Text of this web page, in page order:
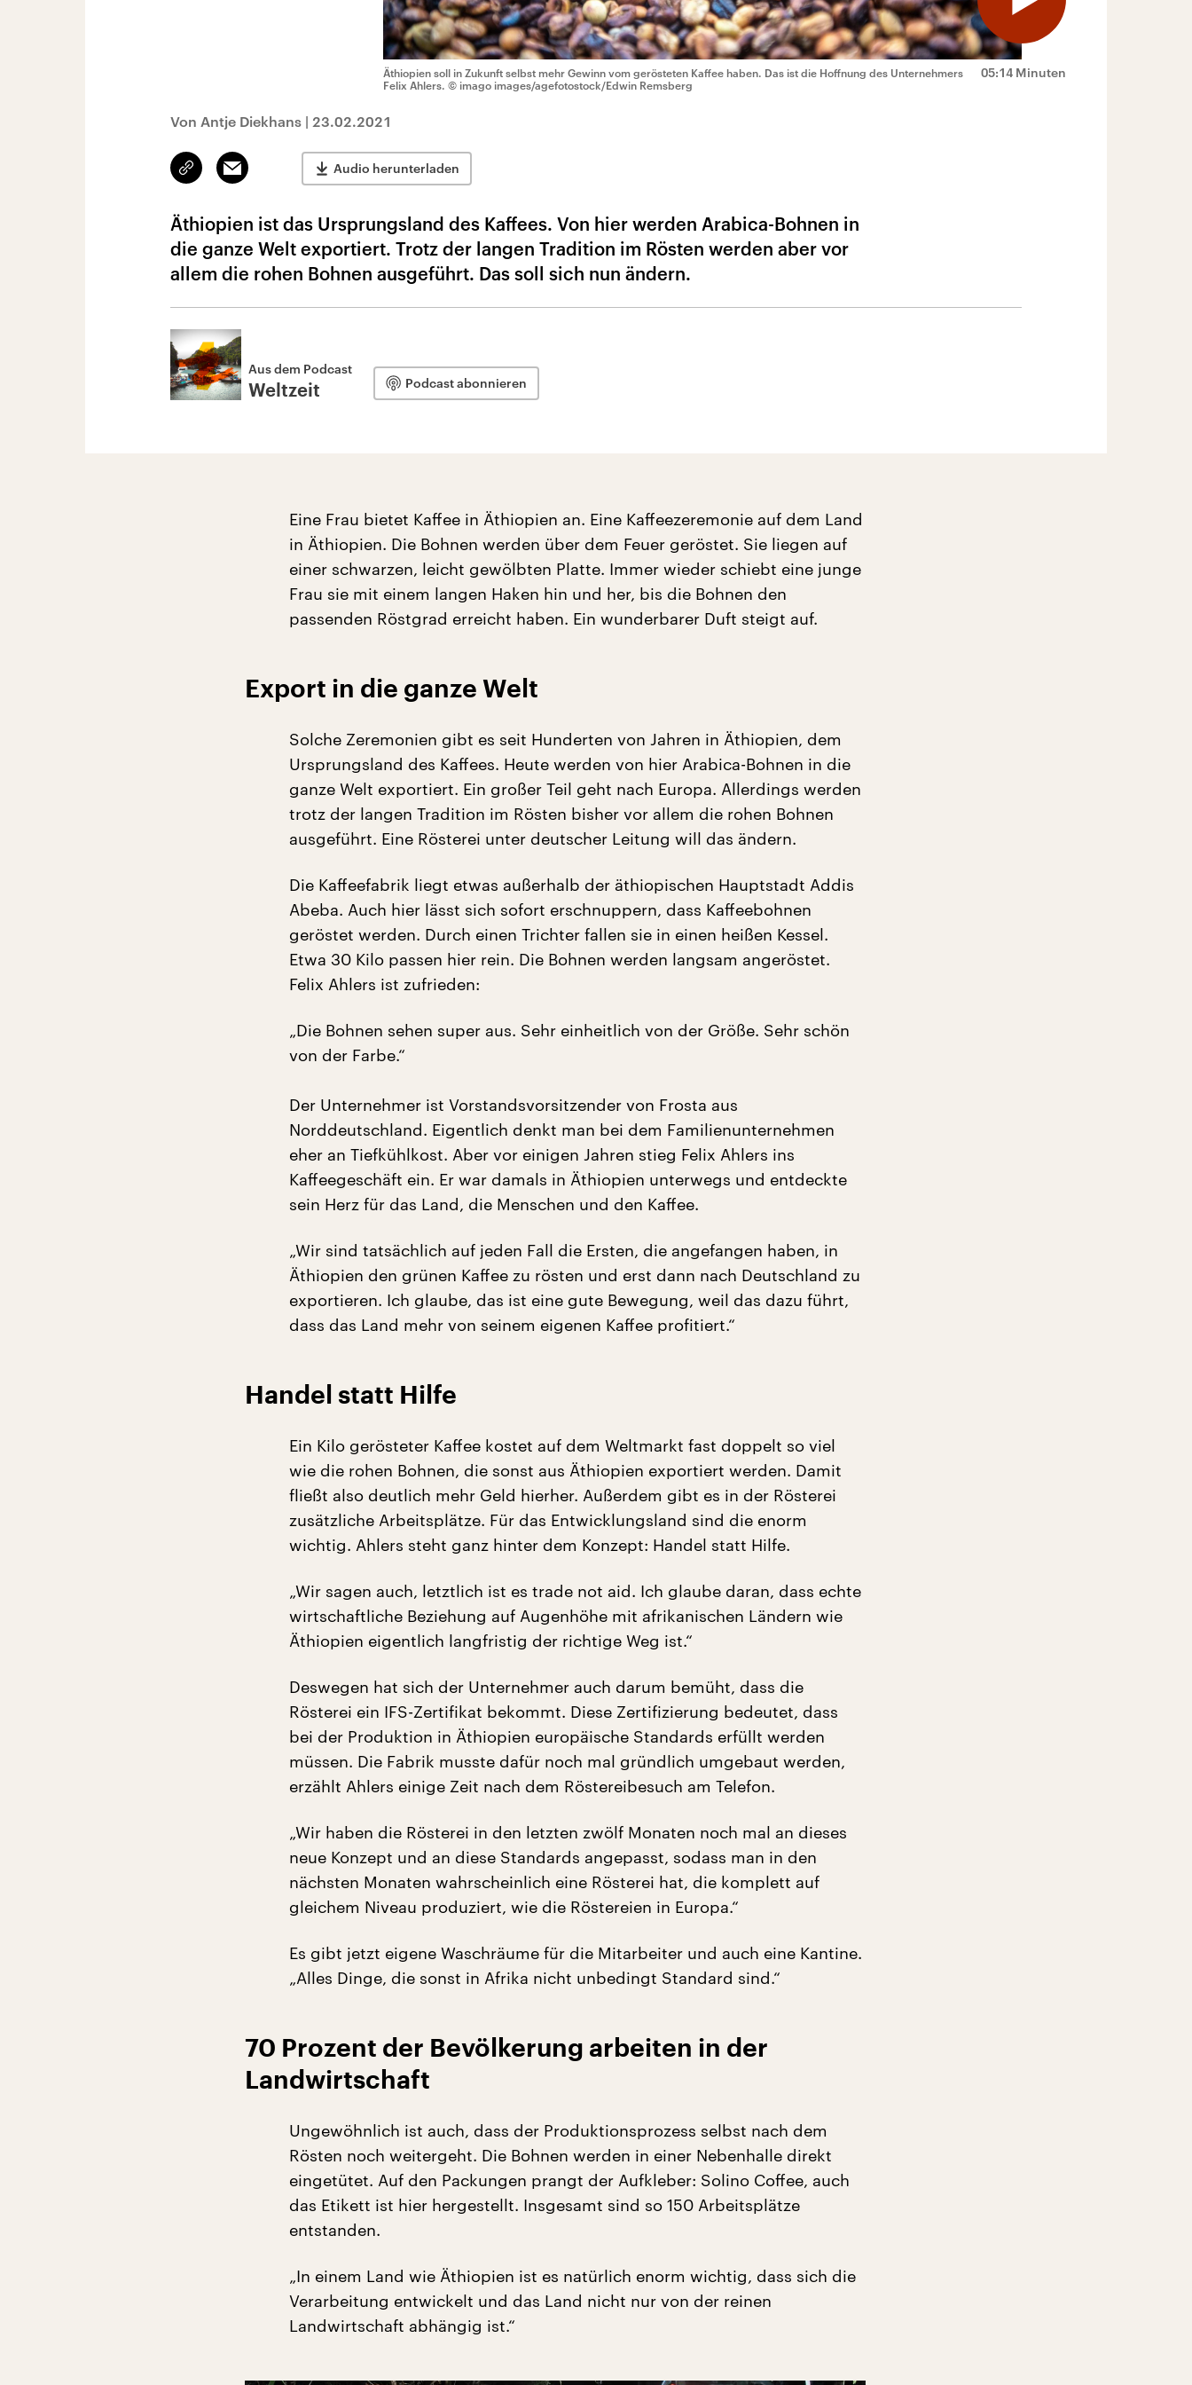
05:14 Minuten
Äthiopien soll in Zukunft selbst mehr Gewinn vom gerösteten Kaffee haben. Das ist die Hoffnung des Unternehmers
Felix Ahlers. © imago images/agefotostock/Edwin Remsberg
Von Antje Diekhans | 23.02.2021
Link
kopieren/teilen
Email Audio herunterladen
Äthiopien ist das Ursprungsland des Kaffees. Von hier werden Arabica-Bohnen in
die ganze Welt exportiert. Trotz der langen Tradition im Rösten werden aber vor
allem die rohen Bohnen ausgeführt. Das soll sich nun ändern.
Aus dem Podcast
Weltzeit Podcast abonnieren
Eine Frau bietet Kaffee in Äthiopien an. Eine Kaffeezeremonie auf dem Land
in Äthiopien. Die Bohnen werden über dem Feuer geröstet. Sie liegen auf
einer schwarzen, leicht gewölbten Platte. Immer wieder schiebt eine junge
Frau sie mit einem langen Haken hin und her, bis die Bohnen den
passenden Röstgrad erreicht haben. Ein wunderbarer Duft steigt auf.
Export in die ganze Welt
Solche Zeremonien gibt es seit Hunderten von Jahren in Äthiopien, dem
Ursprungsland des Kaffees. Heute werden von hier Arabica-Bohnen in die
ganze Welt exportiert. Ein großer Teil geht nach Europa. Allerdings werden
trotz der langen Tradition im Rösten bisher vor allem die rohen Bohnen
ausgeführt. Eine Rösterei unter deutscher Leitung will das ändern.
Die Kaffeefabrik liegt etwas außerhalb der äthiopischen Hauptstadt Addis
Abeba. Auch hier lässt sich sofort erschnuppern, dass Kaffeebohnen
geröstet werden. Durch einen Trichter fallen sie in einen heißen Kessel.
Etwa 30 Kilo passen hier rein. Die Bohnen werden langsam angeröstet.
Felix Ahlers ist zufrieden:
„Die Bohnen sehen super aus. Sehr einheitlich von der Größe. Sehr schön
von der Farbe.“
Der Unternehmer ist Vorstandsvorsitzender von Frosta aus
Norddeutschland. Eigentlich denkt man bei dem Familienunternehmen
eher an Tiefkühlkost. Aber vor einigen Jahren stieg Felix Ahlers ins
Kaffeegeschäft ein. Er war damals in Äthiopien unterwegs und entdeckte
sein Herz für das Land, die Menschen und den Kaffee.
„Wir sind tatsächlich auf jeden Fall die Ersten, die angefangen haben, in
Äthiopien den grünen Kaffee zu rösten und erst dann nach Deutschland zu
exportieren. Ich glaube, das ist eine gute Bewegung, weil das dazu führt,
dass das Land mehr von seinem eigenen Kaffee profitiert.“
Handel statt Hilfe
Ein Kilo gerösteter Kaffee kostet auf dem Weltmarkt fast doppelt so viel
wie die rohen Bohnen, die sonst aus Äthiopien exportiert werden. Damit
fließt also deutlich mehr Geld hierher. Außerdem gibt es in der Rösterei
zusätzliche Arbeitsplätze. Für das Entwicklungsland sind die enorm
wichtig. Ahlers steht ganz hinter dem Konzept: Handel statt Hilfe.
„Wir sagen auch, letztlich ist es trade not aid. Ich glaube daran, dass echte
wirtschaftliche Beziehung auf Augenhöhe mit afrikanischen Ländern wie
Äthiopien eigentlich langfristig der richtige Weg ist.“
Deswegen hat sich der Unternehmer auch darum bemüht, dass die
Rösterei ein IFS-Zertifikat bekommt. Diese Zertifizierung bedeutet, dass
bei der Produktion in Äthiopien europäische Standards erfüllt werden
müssen. Die Fabrik musste dafür noch mal gründlich umgebaut werden,
erzählt Ahlers einige Zeit nach dem Röstereibesuch am Telefon.
„Wir haben die Rösterei in den letzten zwölf Monaten noch mal an dieses
neue Konzept und an diese Standards angepasst, sodass man in den
nächsten Monaten wahrscheinlich eine Rösterei hat, die komplett auf
gleichem Niveau produziert, wie die Röstereien in Europa.“
Es gibt jetzt eigene Waschräume für die Mitarbeiter und auch eine Kantine.
„Alles Dinge, die sonst in Afrika nicht unbedingt Standard sind.“
70 Prozent der Bevölkerung arbeiten in der
Landwirtschaft
Ungewöhnlich ist auch, dass der Produktionsprozess selbst nach dem
Rösten noch weitergeht. Die Bohnen werden in einer Nebenhalle direkt
eingetütet. Auf den Packungen prangt der Aufkleber: Solino Coffee, auch
das Etikett ist hier hergestellt. Insgesamt sind so 150 Arbeitsplätze
entstanden.
„In einem Land wie Äthiopien ist es natürlich enorm wichtig, dass sich die
Verarbeitung entwickelt und das Land nicht nur von der reinen
Landwirtschaft abhängig ist.“